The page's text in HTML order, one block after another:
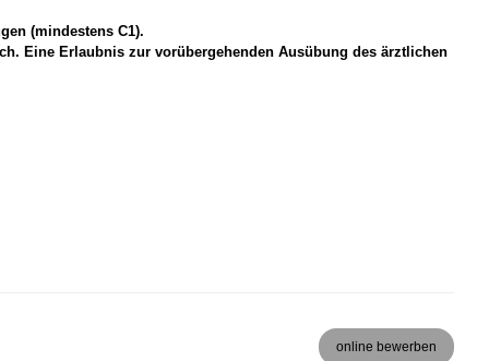
(mindestens C1).
Eine Erlaubnis zur vorübergehenden Ausübung des ärztlichen
online bewerben